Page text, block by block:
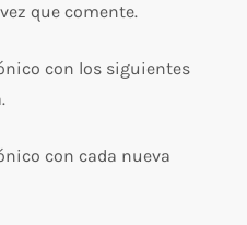
que comente.
con los siguientes
con cada nueva